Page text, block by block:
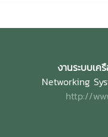
งานระบบเค
Networking
http://